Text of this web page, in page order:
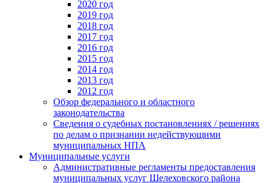
2020 год
2019 год
2018 год
2017 год
2016 год
2015 год
2014 год
2013 год
2012 год
Обзор федерального и областного
законодательства
Сведения о судебных постановлениях / решениях
по делам о признании недействующими
муниципальных НПА
Муниципальные услуги
Административные регламенты предоставления
муниципальных услуг Шелеховского района